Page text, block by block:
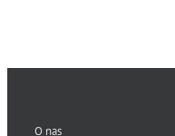
O nas